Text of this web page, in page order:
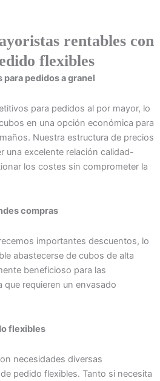
rentables con
flexibles
pedidos a granel
para pedidos al por mayor, lo
en una opción económica para
Nuestra estructura de precios
una excelente relación calidad-
los costes sin comprometer la
compras
importantes descuentos, lo
abastecerse de cubos de alta
beneficioso para las
que requieren un envasado
flexibles
necesidades diversas
pedido flexibles. Tanto si necesita